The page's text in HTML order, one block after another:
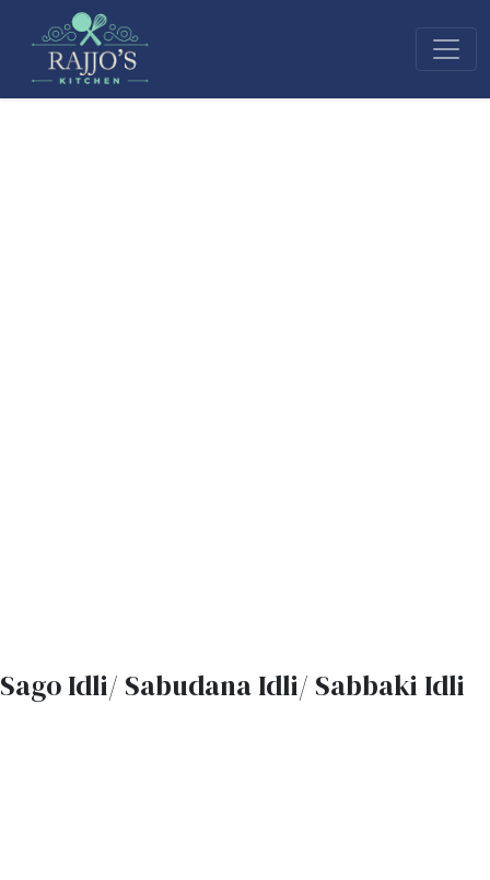
Sago Idli/ Sabudana Idli/ Sabbaki Idli